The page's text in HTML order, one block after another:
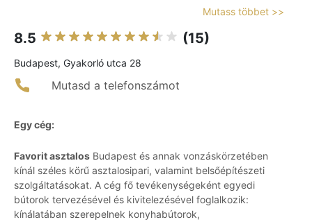
Mutass többet >>
8.5 (15)
Budapest, Gyakorló utca 28
Mutasd a telefonszámot
Egy cég:
Favorit asztalos Budapest és annak vonzáskörzetében
kínál széles körű asztalosipari, valamint belsőépítészeti
szolgáltatásokat. A cég fő tevékenységeként egyedi
bútorok tervezésével és kivitelezésével foglalkozik:
kínálatában szerepelnek konyhabútorok,